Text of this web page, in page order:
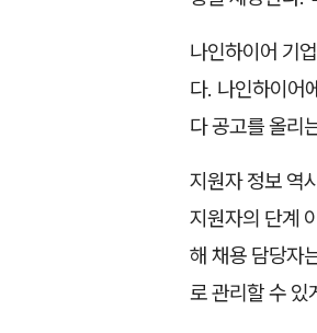
나인하이어 기
다. 나인하이어
다 공고를 올리
지원자 정보 역
지원자의 단계
해 채용 담당자
로 관리할 수 있